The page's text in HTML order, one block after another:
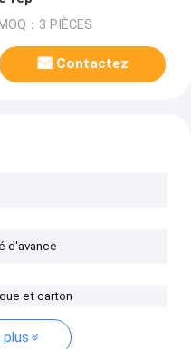
MOQ：3 PIÈCES
Contactez
d'avance
et carton
plus